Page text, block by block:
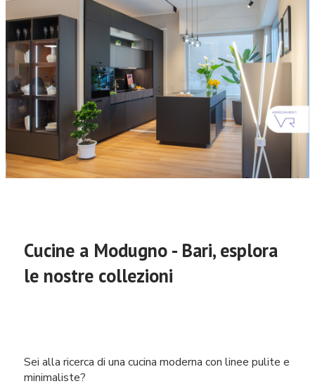
Cucine a Modugno - Bari, esplora
le nostre collezioni
Sei alla ricerca di una cucina moderna con linee pulite e
minimaliste?